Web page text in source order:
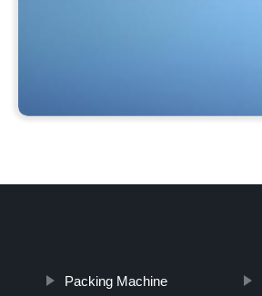
Packing Machine